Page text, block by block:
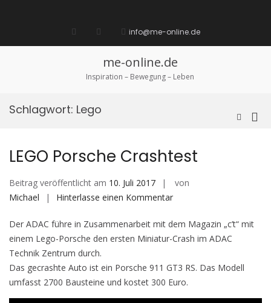
biete
/
Ich
suche
diese
Seite
info@me-online.de
me-online.de
Inspiration – Bewegung – Leben
Such-
Schlagwort: Lego
LEGO Porsche Crashtest
Beitrag veröffentlicht am 10. Juli 2017
von
Michael
Hinterlasse einen Kommentarauf
Porsche
Crashtest
Der ADAC führe in Zusammenarbeit mit dem Magazin „c’t“ mit
einem Lego-Porsche den ersten Miniatur-Crash im ADAC
Technik Zentrum durch.
Das gecrashte Auto ist ein Porsche 911 GT3 RS. Das Modell
umfasst 2700 Bausteine und kostet 300 Euro.